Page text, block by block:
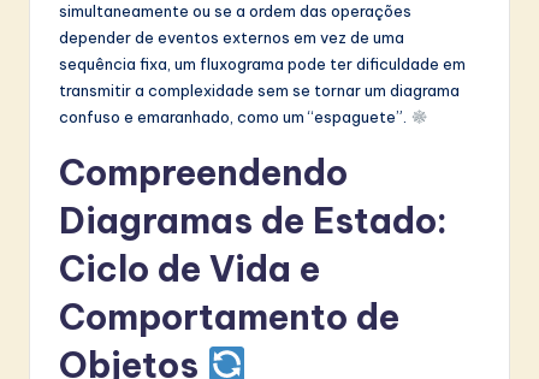
simultaneamente ou se a ordem das operações
depender de eventos externos em vez de uma
sequência fixa, um fluxograma pode ter dificuldade em
transmitir a complexidade sem se tornar um diagrama
confuso e emaranhado, como um “espaguete”.
Compreendendo
Diagramas de Estado:
Ciclo de Vida e
Comportamento de
Objetos